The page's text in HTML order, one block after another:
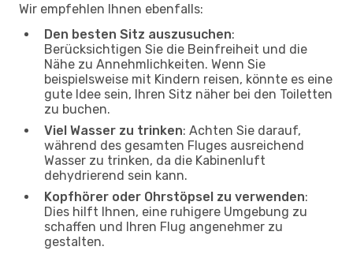
Wir empfehlen Ihnen ebenfalls:
Den besten Sitz auszusuchen:
Berücksichtigen Sie die Beinfreiheit und die
Nähe zu Annehmlichkeiten. Wenn Sie
beispielsweise mit Kindern reisen, könnte es eine
gute Idee sein, Ihren Sitz näher bei den Toiletten
zu buchen.
Viel Wasser zu trinken: Achten Sie darauf,
während des gesamten Fluges ausreichend
Wasser zu trinken, da die Kabinenluft
dehydrierend sein kann.
Kopfhörer oder Ohrstöpsel zu verwenden:
Dies hilft Ihnen, eine ruhigere Umgebung zu
schaffen und Ihren Flug angenehmer zu
gestalten.